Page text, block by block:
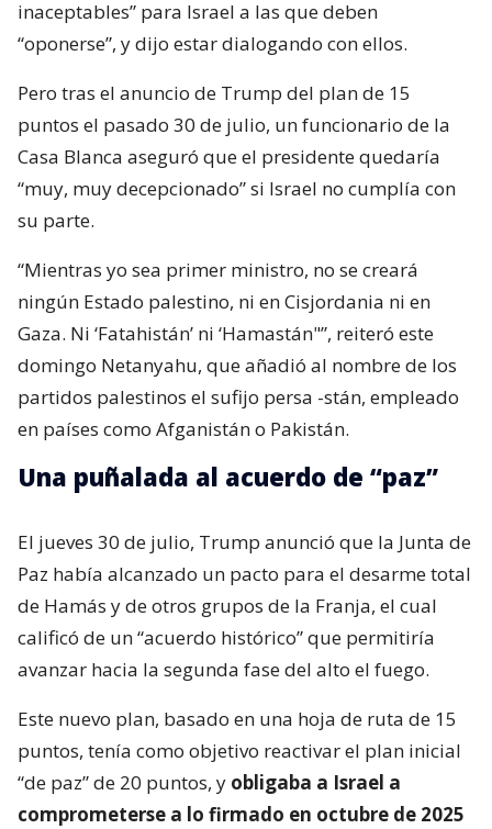
inaceptables” para Israel a las que deben
“oponerse”, y dijo estar dialogando con ellos.
Pero tras el anuncio de Trump del plan de 15
puntos el pasado 30 de julio, un funcionario de la
Casa Blanca aseguró que el presidente quedaría
“muy, muy decepcionado” si Israel no cumplía con
su parte.
“Mientras yo sea primer ministro, no se creará
ningún Estado palestino, ni en Cisjordania ni en
Gaza. Ni ‘Fatahistán’ ni ‘Hamastán"”, reiteró este
domingo Netanyahu, que añadió al nombre de los
partidos palestinos el sufijo persa -stán, empleado
en países como Afganistán o Pakistán.
Una puñalada al acuerdo de “paz”
El jueves 30 de julio, Trump anunció que la Junta de
Paz había alcanzado un pacto para el desarme total
de Hamás y de otros grupos de la Franja, el cual
calificó de un “acuerdo histórico” que permitiría
avanzar hacia la segunda fase del alto el fuego.
Este nuevo plan, basado en una hoja de ruta de 15
puntos, tenía como objetivo reactivar el plan inicial
“de paz” de 20 puntos, y obligaba a Israel a
comprometerse a lo firmado en octubre de 2025